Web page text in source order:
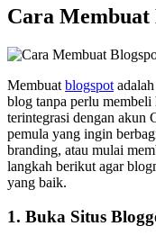
Cara Membuat
Membuat blogspot
blog tanpa perlu membeli
terintegrasi dengan akun
pemula yang ingin
branding, atau mulai
langkah berikut agar
yang baik.
1. Buka Situs